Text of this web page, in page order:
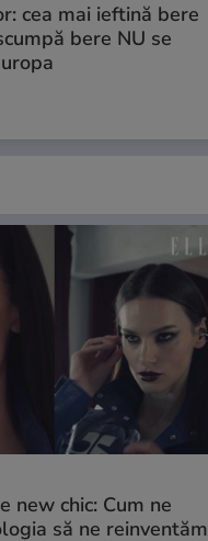
cea mai ieftină bere
bere NU se
new chic: Cum ne
să ne reinventăm